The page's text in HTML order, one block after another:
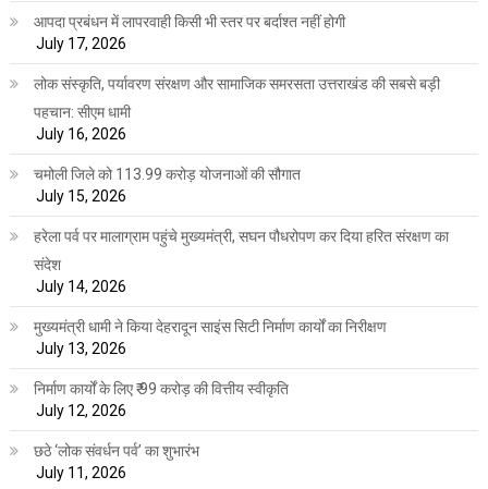
आपदा प्रबंधन में लापरवाही किसी भी स्तर पर बर्दाश्त नहीं होगी
July 17, 2026
लोक संस्कृति, पर्यावरण संरक्षण और सामाजिक समरसता उत्तराखंड की सबसे बड़ी
पहचान: सीएम धामी
July 16, 2026
चमोली जिले को 113.99 करोड़ योजनाओं की सौगात
July 15, 2026
हरेला पर्व पर मालाग्राम पहुंचे मुख्यमंत्री, सघन पौधरोपण कर दिया हरित संरक्षण का
संदेश
July 14, 2026
मुख्यमंत्री धामी ने किया देहरादून साइंस सिटी निर्माण कार्यों का निरीक्षण
July 13, 2026
निर्माण कार्यों के लिए ₹ 99 करोड़ की वित्तीय स्वीकृति
July 12, 2026
छठे ‘लोक संवर्धन पर्व’ का शुभारंभ
July 11, 2026